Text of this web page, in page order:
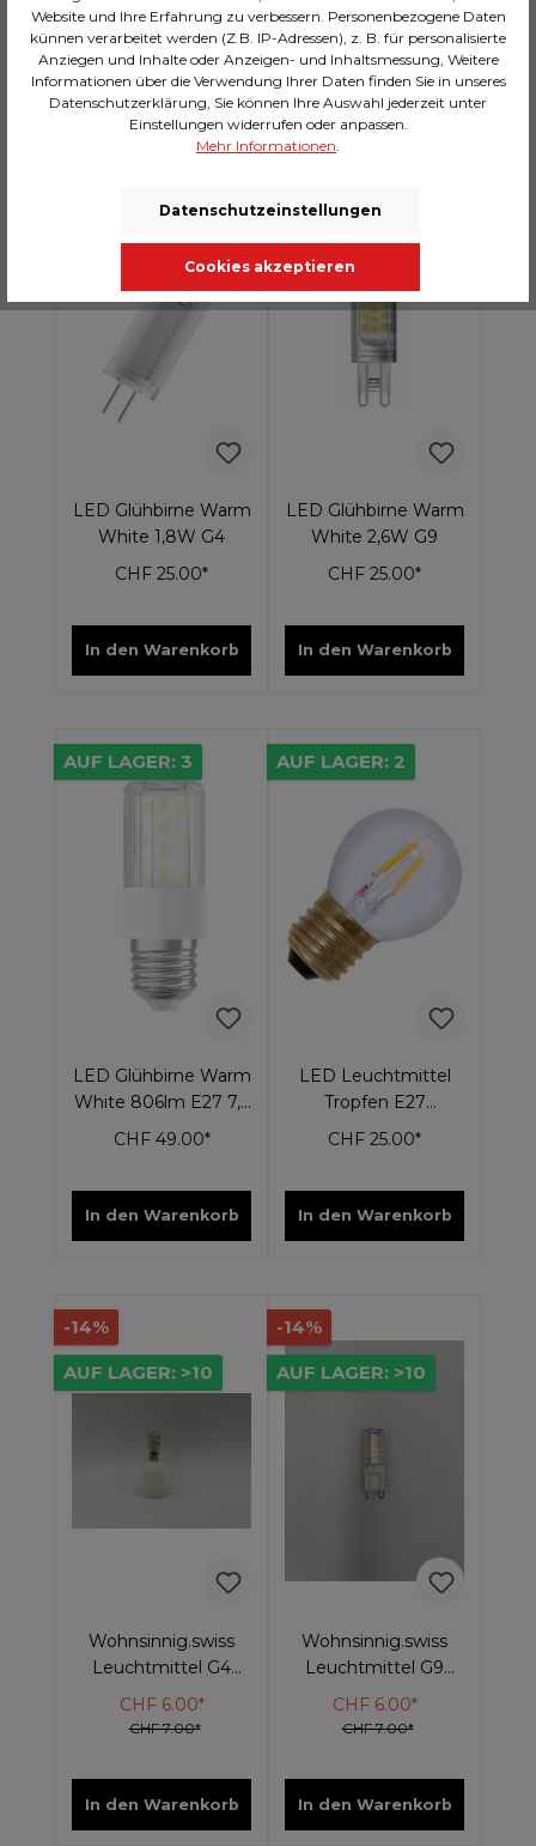
CHF 19.00*
In den Warenkorb
CHF 12.00*
In den Warenkorb
LED Glühbirne Warm
White 1,8W G4
CHF 25.00*
In den Warenkorb
LED Glühbirne Warm
White 2,6W G9
CHF 25.00*
In den Warenkorb
AUF LAGER: 3
LED Glühbirne Warm
White 806lm E27 7,3
Watt
CHF 49.00*
In den Warenkorb
AUF LAGER: 2
LED Leuchtmittel
Tropfen E27
dimmbar
CHF 25.00*
In den Warenkorb
-14%
AUF LAGER: >10
Wohnsinnig.swiss
Leuchtmittel G4
LED
CHF 6.00*
CHF 7.00*
In den Warenkorb
-14%
AUF LAGER: >10
Wohnsinnig.swiss
Leuchtmittel G9
LED
CHF 6.00*
CHF 7.00*
In den Warenkorb
Website und Ihre Erfahrung zu verbessern. Personenbezogene Daten
künnen verarbeitet werden (Z.B. IP-Adressen), z. B. für personalisierte
Anziegen und Inhalte oder Anzeigen- und Inhaltsmessung, Weitere
Informationen über die Verwendung Ihrer Daten finden Sie in unseres
Datenschutzerklärung, Sie können Ihre Auswahl jederzeit unter
Einstellungen widerrufen oder anpassen.
Mehr Informationen
Datenschutzeinstellungen
Cookies akzeptieren